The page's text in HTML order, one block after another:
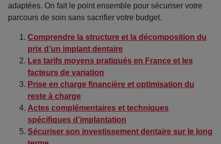
adaptées. On fait le point ensemble pour sécuriser votre
parcours de soin sans sacrifier votre budget.
Comprendre la structure et la décomposition du
prix d’un implant dentaire
Les tarifs moyens pratiqués en France et les
facteurs de variation
Prise en charge financière et optimisation du
reste à charge
Actes complémentaires et techniques
spécifiques d’implantation
Sécuriser son investissement dentaire sur le long